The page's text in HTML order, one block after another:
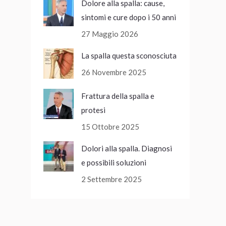
Dolore alla spalla: cause,
sintomi e cure dopo i 50 anni
27 Maggio 2026
La spalla questa sconosciuta
26 Novembre 2025
Frattura della spalla e
protesi
15 Ottobre 2025
Dolori alla spalla. Diagnosi
e possibili soluzioni
2 Settembre 2025